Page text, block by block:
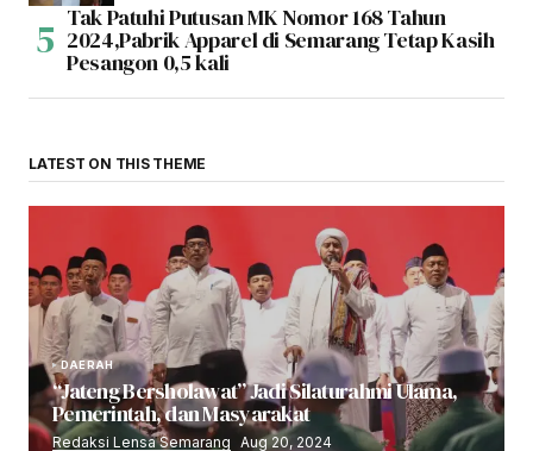
Tak Patuhi Putusan MK Nomor 168 Tahun
2024,Pabrik Apparel di Semarang Tetap Kasih
Pesangon 0,5 kali
LATEST ON THIS THEME
DAERAH
“Jateng Bersholawat” Jadi Silaturahmi Ulama,
Pemerintah, dan Masyarakat
Redaksi Lensa Semarang Aug 20, 2024